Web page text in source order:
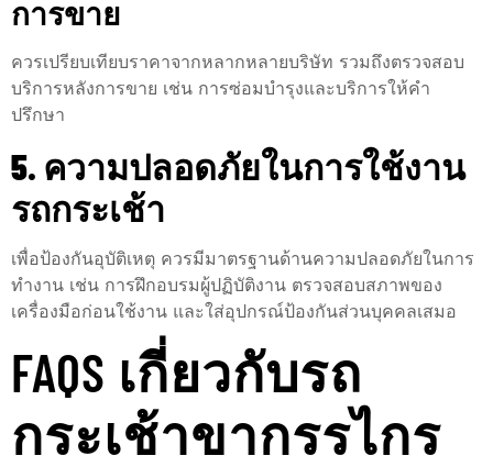
การขาย
ควรเปรียบเทียบราคาจากหลากหลายบริษัท รวมถึงตรวจสอบ
บริการหลังการขาย เช่น การซ่อมบำรุงและบริการให้คำ
ปรึกษา
5. ความปลอดภัยในการใช้งาน
รถกระเช้า
เพื่อป้องกันอุบัติเหตุ ควรมีมาตรฐานด้านความปลอดภัยในการ
ทำงาน เช่น การฝึกอบรมผู้ปฏิบัติงาน ตรวจสอบสภาพของ
เครื่องมือก่อนใช้งาน และใส่อุปกรณ์ป้องกันส่วนบุคคลเสมอ
FAQS เกี่ยวกับรถ
กระเช้าขากรรไกร